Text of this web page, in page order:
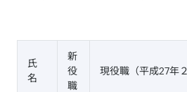
氏
名
新
役
職
現役職（平成27年